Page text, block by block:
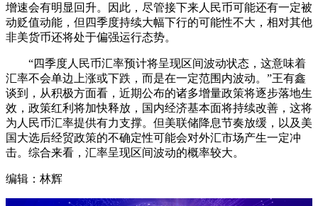
增速会有明显回升。因此，尽管接下来人民币可能还有一定被
动贬值动能，但四季度持续大幅下行的可能性不大，相对其他
非美货币还将处于偏强运行态势。
“四季度人民币汇率预计将呈现区间波动状态，这意味着
汇率不会单边上涨或下跌，而是在一定范围内波动。”王有鑫
谈到，从积极方面看，近期公布的诸多增量政策将逐步落地生
效，政策红利将加快释放，国内经济基本面将持续改善，这将
为人民币汇率提供有力支撑。但美联储降息节奏放缓，以及美
国大选后经贸政策的不确定性可能会对外汇市场产生一定冲
击。综合来看，汇率呈现区间波动的概率较大。
编辑：林辉